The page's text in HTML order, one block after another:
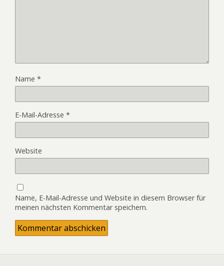
Name *
E-Mail-Adresse *
Website
Name, E-Mail-Adresse und Website in diesem Browser für
meinen nächsten Kommentar speichern.